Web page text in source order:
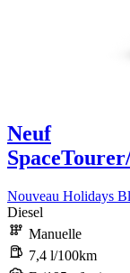
Neuf
Nouveau Holidays
Diesel
Manuelle
7,4 l/100km